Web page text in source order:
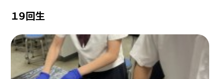
１９回生